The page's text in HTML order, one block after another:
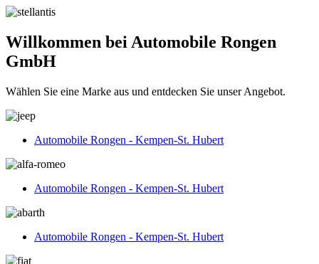
Willkommen bei Automobile Rongen
GmbH
Wählen Sie eine Marke aus und entdecken Sie unser Angebot.
Automobile Rongen - Kempen-St. Hubert
Automobile Rongen - Kempen-St. Hubert
Automobile Rongen - Kempen-St. Hubert